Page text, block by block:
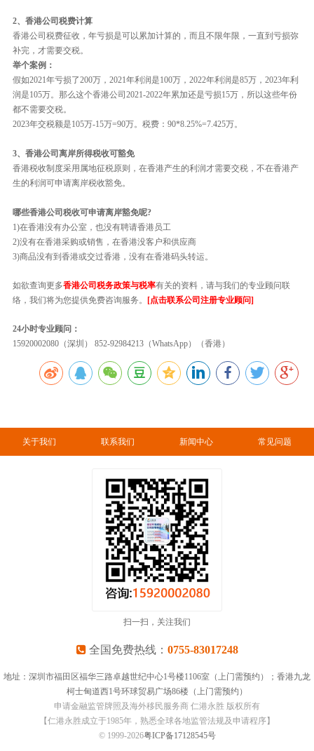
2、香港公司税费计算
香港公司税费征收，年亏损是可以累加计算的，而且不限年限，一直到亏损弥
补完，才需要交税。
举个案例：
假如2021年亏损了200万，2021年利润是100万，2022年利润是85万，2023年利
润是105万。那么这个香港公司2021-2022年累加还是亏损15万，所以这些年份
都不需要交税。
2023年交税额是105万-15万=90万。税费：90*8.25%=7.425万。
3、香港公司离岸所得税收可豁免
香港税收制度采用属地征税原则，在香港产生的利润才需要交税，不在香港产
生的利润可申请离岸税收豁免。
哪些香港公司税收可申请离岸豁免呢?
1)在香港没有办公室，也没有聘请香港员工
2)没有在香港采购或销售，在香港没客户和供应商
3)商品没有到香港或交过香港，没有在香港码头转运。
如欲查询更多香港公司税务政策与税率有关的资料，请与我们的专业顾问联
络，我们将为您提供免费咨询服务。 [点击联系公司注册专业顾问]
24小时专业顾问：
15920002080（深圳） 852-92984213（WhatsApp）（香港）
关于我们 联系我们 新闻中心 常见问题
扫一扫，关注我们
全国免费热线： 0755-83017248
地址：深圳市福田区福华三路卓越世纪中心1号楼1106室（上门需预约）；香港九龙
柯士甸道西1号环球贸易广场86楼（上门需预约）
申请金融监管牌照及海外移民服务商 仁港永胜 版权所有
【仁港永胜成立于1985年，熟悉全球各地监管法规及申请程序】
© 1999-2026粤ICP备17128545号